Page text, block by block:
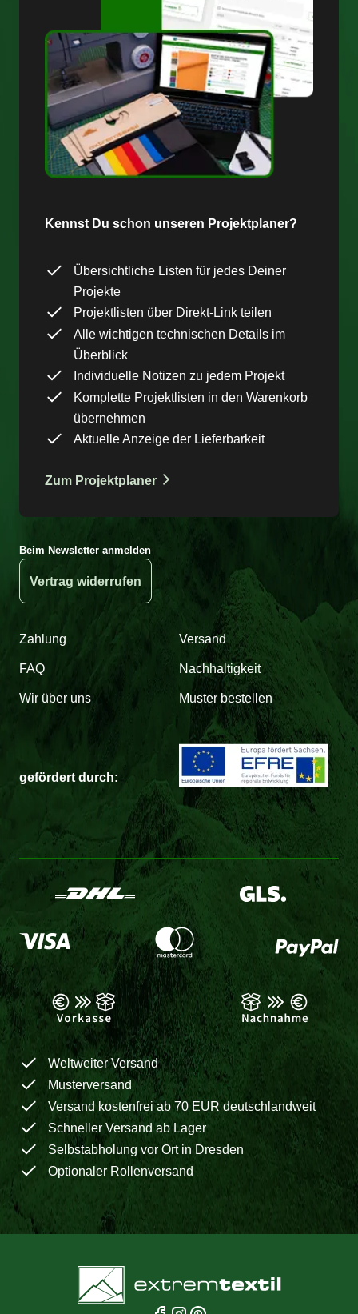
Kennst Du schon unseren Projektplaner?
Übersichtliche Listen für jedes Deiner
Projekte
Projektlisten über Direkt-Link teilen
Alle wichtigen technischen Details im
Überblick
Individuelle Notizen zu jedem Projekt
Komplette Projektlisten in den Warenkorb
übernehmen
Aktuelle Anzeige der Lieferbarkeit
Zum Projektplaner
Beim Newsletter anmelden
Vertrag widerrufen
Zahlung Versand
FAQ Nachhaltigkeit
Wir über uns Muster bestellen
gefördert durch:
Weltweiter Versand
Musterversand
Versand kostenfrei ab 70 EUR deutschlandweit
Schneller Versand ab Lager
Selbstabholung vor Ort in Dresden
Optionaler Rollenversand